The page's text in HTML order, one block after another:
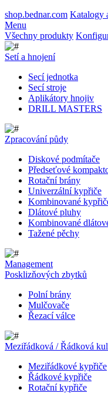
shop.bednar.com Katalogy
Menu
Všechny produkty
Setí a hnojení
Secí jednotka
Secí stroje
Aplikátory hnojiv
DRILL MASTERS
Zpracování půdy
Diskové podmítače
Předseťové
Rotační brány
Univerzální kypřiče
Kombinované
Dlátové pluhy
Kombinované
Tažené pěchy
Management
Posklizňových zbytků
Polní brány
Mulčovače
Řezací válce
Meziřádková / Řádková
Meziřádkové kypřiče
Řádkové kypřiče
Rotační kypřiče